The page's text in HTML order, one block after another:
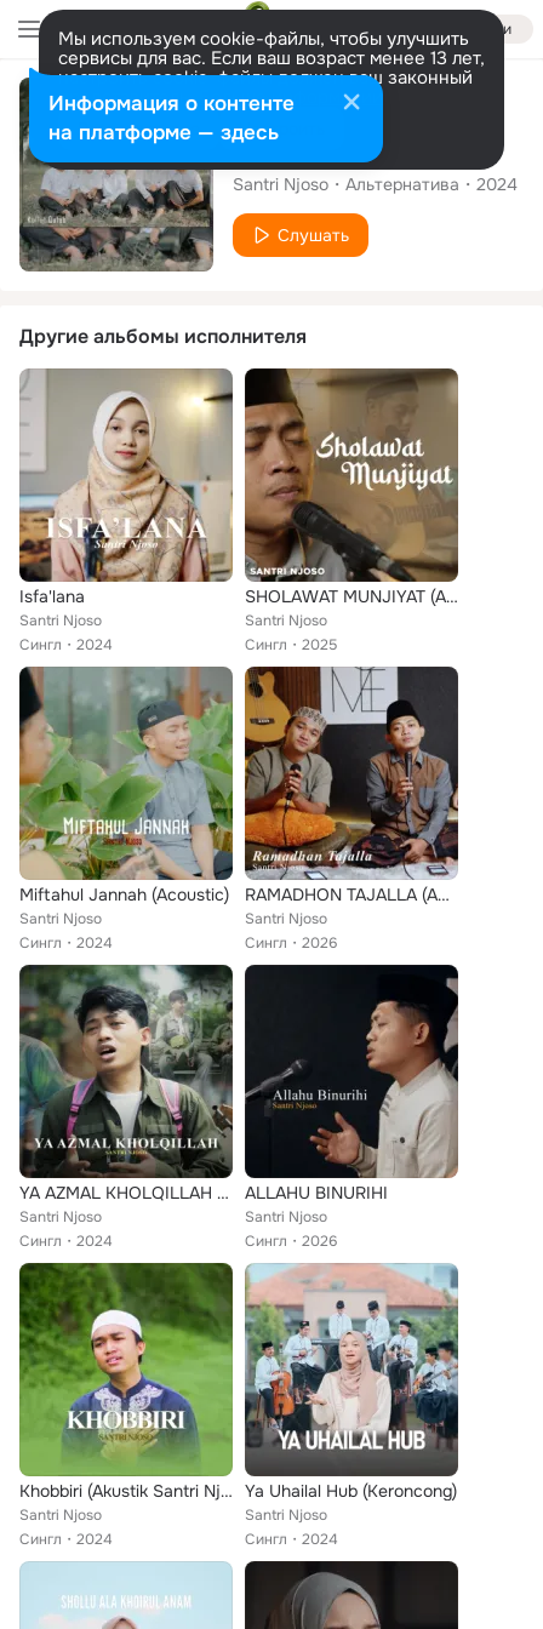
Войти
Мы используем cookie-файлы, чтобы улучшить
сервисы для вас. Если ваш возраст менее 13 лет,
настроить cookie-файлы должен ваш законный
представитель. Больше информации
Разрешить все Настроить
Сингл
Kullul Qulub
Santri Njoso Альтернатива 2024
Слушать
Другие альбомы исполнителя
Isfa'lana
Santri Njoso
Сингл
2024
SHOLAWAT MUNJIYAT (Acoustic)
Santri Njoso
Сингл
2025
Miftahul Jannah (Acoustic)
Santri Njoso
Сингл
2024
RAMADHON TAJALLA (Acoustic)
Santri Njoso
Сингл
2026
YA AZMAL KHOLQILLAH (EDM Sholawat)
Santri Njoso
Сингл
2024
ALLAHU BINURIHI
Santri Njoso
Сингл
2026
Khobbiri (Akustik Santri Njoso)
Santri Njoso
Сингл
2024
Ya Uhailal Hub (Keroncong)
Santri Njoso
Сингл
2024
Информация о контенте
на платформе — здесь